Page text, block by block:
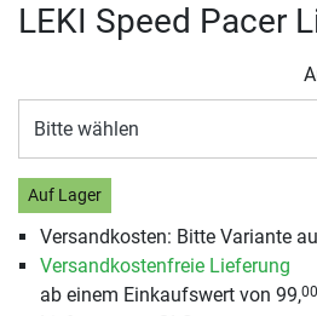
LEKI Speed Pacer
Bitte wählen
Auf Lager
Versandkosten: Bitte Variante
Versandkostenfreie Lieferung
ab einem Einkaufswert von 99,00